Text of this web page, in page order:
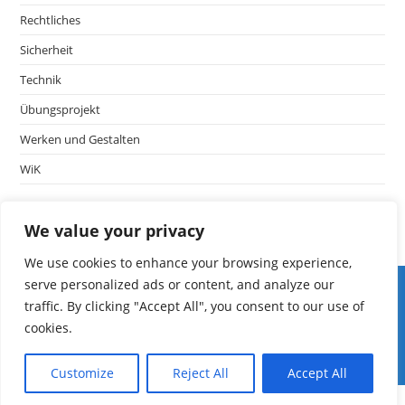
We value your privacy
We use cookies to enhance your browsing experience,
serve personalized ads or content, and analyze our
traffic. By clicking "Accept All", you consent to our use of
cookies.
Customize Reject All Accept All
Rechtliches
Sicherheit
Technik
Übungsprojekt
Werken und Gestalten
WiK
edoop
Schulmanager
Fibs
mebis